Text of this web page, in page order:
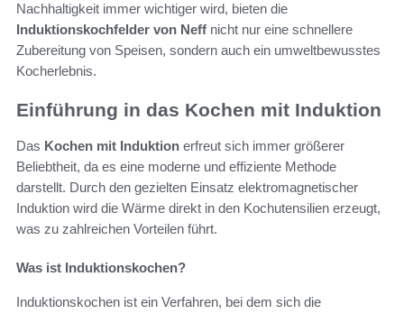
Nachhaltigkeit immer wichtiger wird, bieten die
Induktionskochfelder von Neff nicht nur eine schnellere
Zubereitung von Speisen, sondern auch ein umweltbewusstes
Kocherlebnis.
Einführung in das Kochen mit Induktion
Das Kochen mit Induktion erfreut sich immer größerer
Beliebtheit, da es eine moderne und effiziente Methode
darstellt. Durch den gezielten Einsatz elektromagnetischer
Induktion wird die Wärme direkt in den Kochutensilien erzeugt,
was zu zahlreichen Vorteilen führt.
Was ist Induktionskochen?
Induktionskochen ist ein Verfahren, bei dem sich die